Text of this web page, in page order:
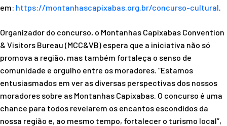
em: https://montanhascapixabas.org.br/concurso-cultural.
Organizador do concurso, o Montanhas Capixabas Convention
& Visitors Bureau (MCC&VB) espera que a iniciativa não só
promova a região, mas também fortaleça o senso de
comunidade e orgulho entre os moradores. “Estamos
entusiasmados em ver as diversas perspectivas dos nossos
moradores sobre as Montanhas Capixabas. O concurso é uma
chance para todos revelarem os encantos escondidos da
nossa região e, ao mesmo tempo, fortalecer o turismo local”,